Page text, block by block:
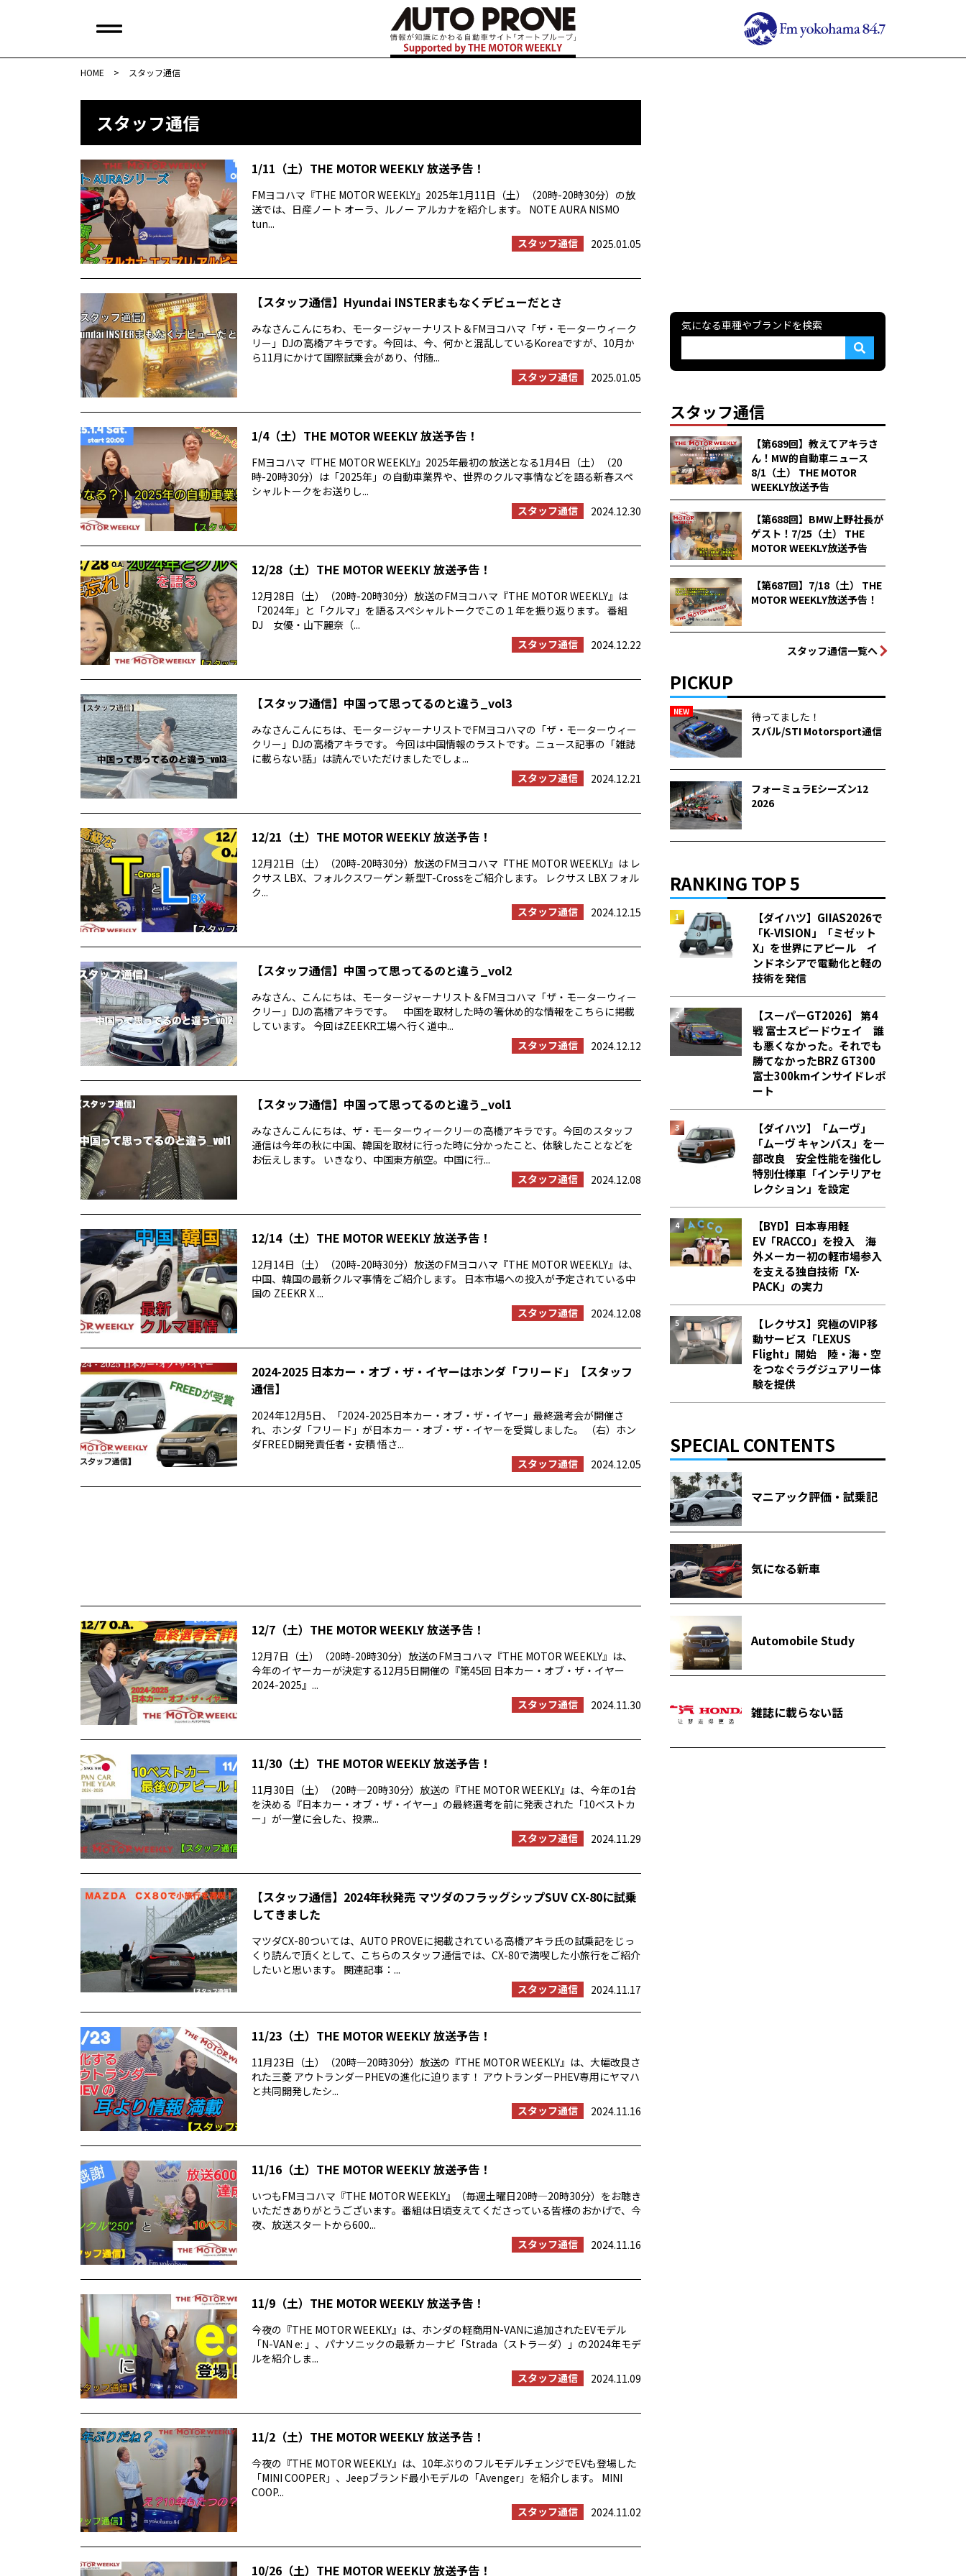
HOME > スタッフ通信
スタッフ通信
1/11（土）THE MOTOR WEEKLY 放送予告！
FMヨコハマ『THE MOTOR WEEKLY』2025年1月11日（土）（20時-20時30分）の放
送では、日産ノート オーラ、ルノー アルカナを紹介します。 NOTE AURA NISMO
tun...
スタッフ通信
2025.01.05
【スタッフ通信】Hyundai INSTERまもなくデビューだとさ
みなさんこんにちわ、モータージャーナリスト＆FMヨコハマ「ザ・モーターウィーク
リー」DJの高橋アキラです。今回は、今、何かと混乱しているKoreaですが、10月か
ら11月にかけて国際試乗会があり、付随...
スタッフ通信
2025.01.05
1/4（土）THE MOTOR WEEKLY 放送予告！
FMヨコハマ『THE MOTOR WEEKLY』2025年最初の放送となる1月4日（土）（20
時-20時30分）は「2025年」の自動車業界や、世界のクルマ事情などを語る新春スペ
シャルトークをお送りし...
スタッフ通信
2024.12.30
12/28（土）THE MOTOR WEEKLY 放送予告！
12月28日（土）（20時-20時30分）放送のFMヨコハマ『THE MOTOR WEEKLY』は
「2024年」と「クルマ」を語るスペシャルトークでこの１年を振り返ります。 番組
DJ 女優・山下麗奈（...
スタッフ通信
2024.12.22
【スタッフ通信】中国って思ってるのと違う_vol3
みなさんこんにちは、モータージャーナリストでFMヨコハマの「ザ・モーターウィー
クリー」DJの高橋アキラです。 今回は中国情報のラストです。ニュース記事の「雑誌
に載らない話」は読んでいただけましたでしょ...
スタッフ通信
2024.12.21
12/21（土）THE MOTOR WEEKLY 放送予告！
12月21日（土）（20時-20時30分）放送のFMヨコハマ『THE MOTOR WEEKLY』は レ
クサス LBX、フォルクスワーゲン 新型T-Crossをご紹介します。 レクサス LBX フォル
ク...
スタッフ通信
2024.12.15
【スタッフ通信】中国って思ってるのと違う_vol2
みなさん、こんにちは、モータージャーナリスト＆FMヨコハマ「ザ・モーターウィー
クリー」DJの高橋アキラです。 中国を取材した時の箸休め的な情報をこちらに掲載
しています。 今回はZEEKR工場へ行く道中...
スタッフ通信
2024.12.12
【スタッフ通信】中国って思ってるのと違う_vol1
みなさんこんにちは、ザ・モーターウィークリーの高橋アキラです。今回のスタッフ
通信は今年の秋に中国、韓国を取材に行った時に分かったこと、体験したことなどを
お伝えします。 いきなり、中国東方航空。中国に行...
スタッフ通信
2024.12.08
12/14（土）THE MOTOR WEEKLY 放送予告！
12月14日（土）（20時-20時30分）放送のFMヨコハマ『THE MOTOR WEEKLY』は、
中国、韓国の最新クルマ事情をご紹介します。 日本市場への投入が予定されている中
国の ZEEKR X ...
スタッフ通信
2024.12.08
2024-2025 日本カー・オブ・ザ・イヤーはホンダ「フリード」【スタッフ
通信】
2024年12⽉5⽇、「2024-2025⽇本カー・オブ・ザ・イヤー」最終選考会が開催さ
れ、ホンダ「フリード」が日本カー・オブ・ザ・イヤーを受賞しました。 （右）ホン
ダFREED開発責任者・安積 悟さ...
スタッフ通信
2024.12.05
12/7（土）THE MOTOR WEEKLY 放送予告！
12月7日（土）（20時-20時30分）放送のFMヨコハマ『THE MOTOR WEEKLY』は、
今年のイヤーカーが決定する12月5日開催の『第45回 日本カー・オブ・ザ・イヤー
2024-2025』...
スタッフ通信
2024.11.30
11/30（土）THE MOTOR WEEKLY 放送予告！
11月30日（土）（20時―20時30分）放送の『THE MOTOR WEEKLY』は、今年の1台
を決める『日本カー・オブ・ザ・イヤー』の最終選考を前に発表された「10ベストカ
ー」が一堂に会した、投票...
スタッフ通信
2024.11.29
【スタッフ通信】2024年秋発売 マツダのフラッグシップSUV CX-80に試乗
してきました
マツダCX-80ついては、AUTO PROVEに掲載されている高橋アキラ氏の試乗記をじっ
くり読んで頂くとして、こちらのスタッフ通信では、CX-80で満喫した小旅行をご紹介
したいと思います。 関連記事：...
スタッフ通信
2024.11.17
11/23（土）THE MOTOR WEEKLY 放送予告！
11月23日（土）（20時―20時30分）放送の『THE MOTOR WEEKLY』は、大幅改良さ
れた三菱 アウトランダーPHEVの進化に迫ります！ アウトランダーPHEV専用にヤマハ
と共同開発したシ...
スタッフ通信
2024.11.16
11/16（土）THE MOTOR WEEKLY 放送予告！
いつもFMヨコハマ『THE MOTOR WEEKLY』（毎週土曜日20時―20時30分）をお聴き
いただきありがとうございます。番組は日頃支えてくださっている皆様のおかげで、今
夜、放送スタートから600...
スタッフ通信
2024.11.16
11/9（土）THE MOTOR WEEKLY 放送予告！
今夜の『THE MOTOR WEEKLY』は、ホンダの軽商用N-VANに追加されたEVモデル
「N-VAN e: 」、パナソニックの最新カーナビ「Strada（ストラーダ）」の2024年モデ
ルを紹介しま...
スタッフ通信
2024.11.09
11/2（土）THE MOTOR WEEKLY 放送予告！
今夜の『THE MOTOR WEEKLY』は、10年ぶりのフルモデルチェンジでEVも登場した
「MINI COOPER」、Jeepブランド最小モデルの「Avenger」を紹介します。 MINI
COOP...
スタッフ通信
2024.11.02
10/26（土）THE MOTOR WEEKLY 放送予告！
気になる車種やブランドを検索
スタッフ通信
【第689回】教えてアキラさ
ん！MW的自動車ニュース
8/1（土） THE MOTOR
WEEKLY放送予告
【第688回】BMW上野社長が
ゲスト！7/25（土） THE
MOTOR WEEKLY放送予告
【第687回】7/18（土） THE
MOTOR WEEKLY放送予告！
スタッフ通信一覧へ
PICKUP
NEW
待ってました！
スバル/STI Motorsport通信
フォーミュラEシーズン12
2026
RANKING TOP 5
【ダイハツ】GIIAS2026で
「K-VISION」「ミゼット
X」を世界にアピール イ
ンドネシアで電動化と軽の
技術を発信
【スーパーGT2026】 第4
戦 富士スピードウェイ 誰
も悪くなかった。それでも
勝てなかった――BRZ GT300
富士300kmインサイドレポ
ート
【ダイハツ】「ムーヴ」
「ムーヴ キャンバス」を一
部改良 安全性能を強化し
特別仕様車「インテリアセ
レクション」を設定
【BYD】日本専用軽
EV「RACCO」を投入 海
外メーカー初の軽市場参入
を支える独自技術「X-
PACK」の実力
【レクサス】究極のVIP移
動サービス「LEXUS
Flight」開始 陸・海・空
をつなぐラグジュアリー体
験を提供
SPECIAL CONTENTS
マニアック評価・試乗記
気になる新車
Automobile Study
雑誌に載らない話